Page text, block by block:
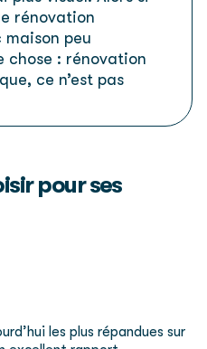
rénovation
peu
chose : rénovation
ce n’est pas
pour ses
les plus répandues sur